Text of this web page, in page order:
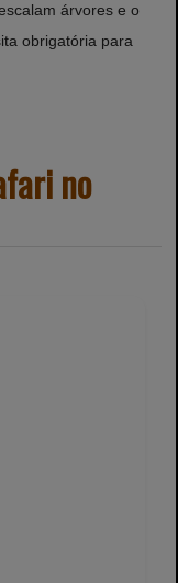
árvores e o
obrigatória para
no